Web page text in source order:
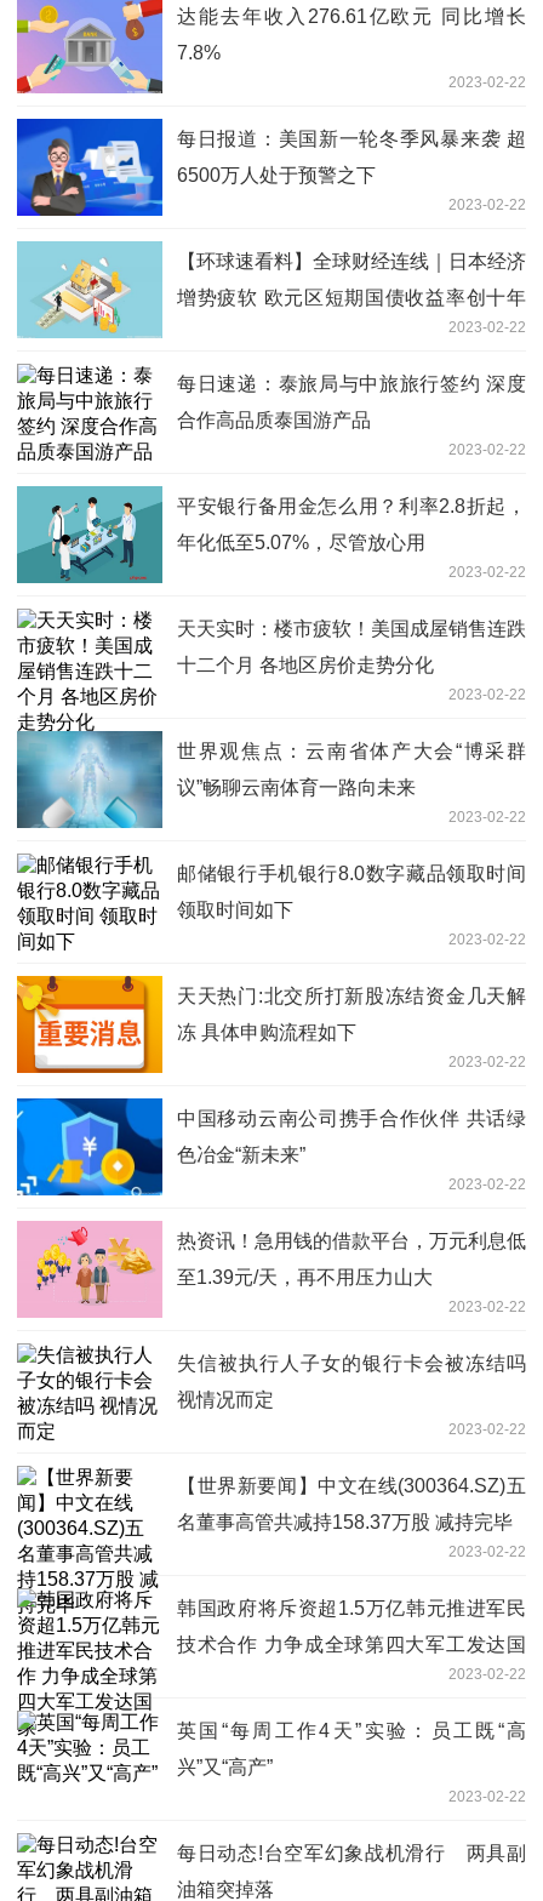
达能去年收入276.61亿欧元 同比增长
7.8%
2023-02-22
每日报道：美国新一轮冬季风暴来袭 超
6500万人处于预警之下
2023-02-22
【环球速看料】全球财经连线｜日本经济
增势疲软 欧元区短期国债收益率创十年
2023-02-22
每日速递：泰旅局与中旅旅行签约 深度
合作高品质泰国游产品
2023-02-22
平安银行备用金怎么用？利率2.8折起，
年化低至5.07%，尽管放心用
2023-02-22
天天实时：楼市疲软！美国成屋销售连跌
十二个月 各地区房价走势分化
2023-02-22
世界观焦点：云南省体产大会“博采群
议”畅聊云南体育一路向未来
2023-02-22
邮储银行手机银行8.0数字藏品领取时间
领取时间如下
2023-02-22
天天热门:北交所打新股冻结资金几天解
冻 具体申购流程如下
2023-02-22
中国移动云南公司携手合作伙伴 共话绿
色冶金“新未来”
2023-02-22
热资讯！急用钱的借款平台，万元利息低
至1.39元/天，再不用压力山大
2023-02-22
失信被执行人子女的银行卡会被冻结吗
视情况而定
2023-02-22
【世界新要闻】中文在线(300364.SZ)五
名董事高管共减持158.37万股 减持完毕
2023-02-22
韩国政府将斥资超1.5万亿韩元推进军民
技术合作 力争成全球第四大军工发达国
2023-02-22
英国“每周工作4天”实验：员工既“高
兴”又“高产”
2023-02-22
每日动态!台空军幻象战机滑行 两具副
油箱突掉落